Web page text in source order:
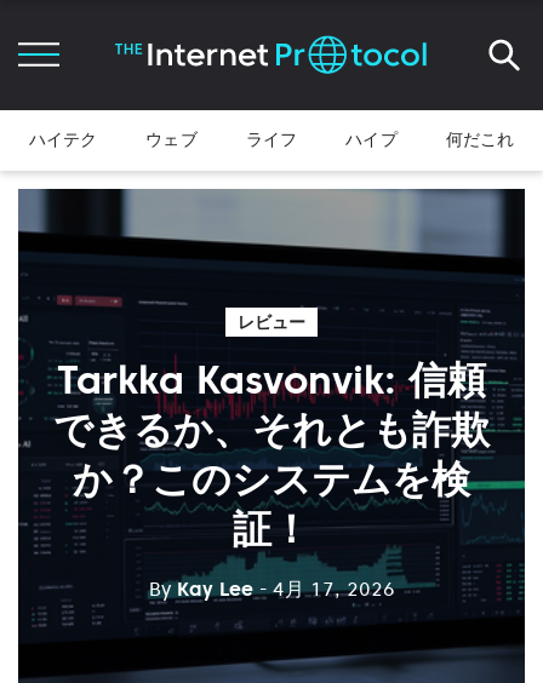
ハイテク ウェブ ライフ ハイプ 何だこれ
レビュー
Tarkka Kasvonvik: 信頼
できるか、それとも詐欺
か？このシステムを検
証！
ByKay Lee - 4月 17, 2026